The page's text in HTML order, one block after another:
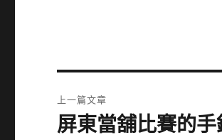
章
上一篇文章
上
屏東當舖比賽的